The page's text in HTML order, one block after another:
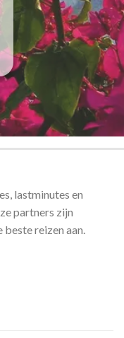
lastminutes en
partners zijn
beste reizen aan.